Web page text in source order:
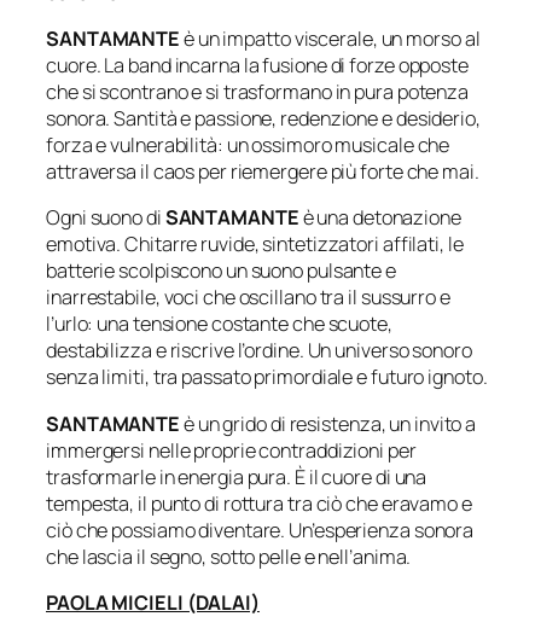
SANTAMANTEè un impatto viscerale, un morso al
cuore. La band incarna la fusione di forze opposte
che si scontrano e si trasformano in pura potenza
sonora. Santità e passione, redenzione e desiderio,
forza e vulnerabilità: un ossimoro musicale che
attraversa il caos per riemergere più forte che mai.
Ogni suono diSANTAMANTEè una detonazione
emotiva. Chitarre ruvide, sintetizzatori affilati, le
batterie scolpiscono un suono pulsante e
inarrestabile, voci che oscillano tra il sussurro e
l’urlo: una tensione costante che scuote,
destabilizza e riscrive l’ordine. Un universo sonoro
senza limiti, tra passato primordiale e futuro ignoto.
SANTAMANTEè un grido di resistenza, un invito a
immergersi nelle proprie contraddizioni per
trasformarle in energia pura. È il cuore di una
tempesta, il punto di rottura tra ciò che eravamo e
ciò che possiamo diventare. Un’esperienza sonora
che lascia il segno, sotto pelle e nell’anima.
PAOLA MICIELI (DALAI)